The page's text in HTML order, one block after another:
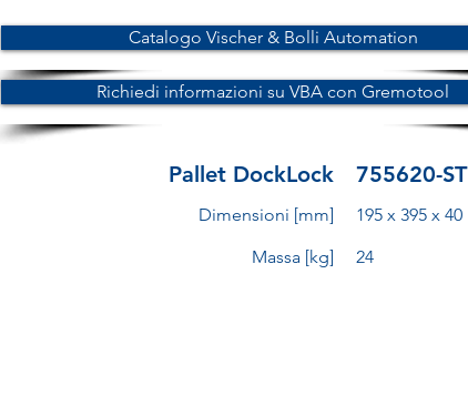
Catalogo Vischer & Bolli Automation
Richiedi informazioni su VBA con Gremotool
Pallet DockLock
Dimensioni [mm]
Massa [kg]
755620-ST
195 x 395 x 40
24